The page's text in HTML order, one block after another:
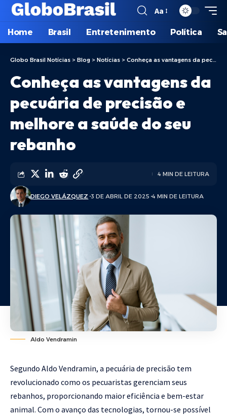
Aa
Home Brasil Entretenimento Política
Globo Brasil Notícias > Blog > Notícias > Conheça as vantagens da pecuária de precisão e melhore a saúde do seu rebanho
Conheça as vantagens da
pecuária de precisão e
melhore a saúde do seu
rebanho
DIEGO VELÁZQUEZ 3 DE ABRIL DE 2025 4 MIN DE LEITURA
4 MIN DE LEITURA
Aldo Vendramin
Segundo Aldo Vendramin, a pecuária de precisão tem
revolucionado como os pecuaristas gerenciam seus
rebanhos, proporcionando maior eficiência e bem-estar
animal. Com o avanço das tecnologias, tornou-se possível